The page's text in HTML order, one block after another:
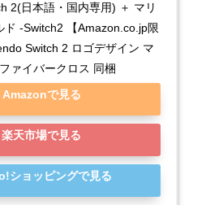
2(日本語・国内専用) ＋ マリ
ド -Switch2 【Amazon.co.jp限
Switch 2 ロゴデザイン マ
ァイバークロス 同梱
Amazonで見る
楽天市場で見る
ショッピングで見る